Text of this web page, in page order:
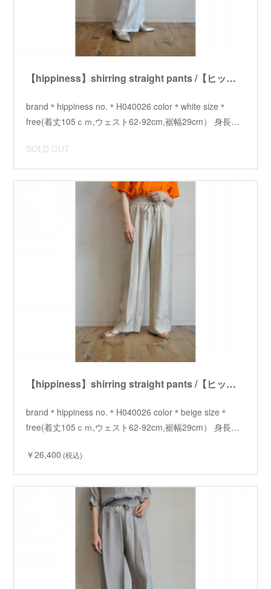
【hippiness】shirring straight pants /【ヒッピネス】シャーリングストレートパンツ
brand＊hippiness no.＊H040026 color＊white size＊
free(着丈105ｃｍ,ウェスト62-92cm,裾幅29cm） 身長…
SOLD OUT
【hippiness】shirring straight pants /【ヒッピネス】シャーリングストレートパンツ
brand＊hippiness no.＊H040026 color＊beige size＊
free(着丈105ｃｍ,ウェスト62-92cm,裾幅29cm） 身長…
￥26,400 (税込)